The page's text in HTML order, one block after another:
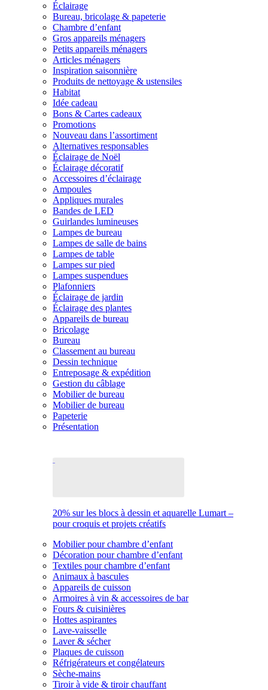
Éclairage
Bureau, bricolage & papeterie
Chambre d’enfant
Gros appareils ménagers
Petits appareils ménagers
Articles ménagers
Inspiration saisonnière
Produits de nettoyage & ustensiles
Habitat
Idée cadeau
Bons & Cartes cadeaux
Promotions
Nouveau dans l’assortiment
Alternatives responsables
Éclairage de Noël
Éclairage décoratif
Accessoires d’éclairage
Ampoules
Appliques murales
Bandes de LED
Guirlandes lumineuses
Lampes de bureau
Lampes de salle de bains
Lampes de table
Lampes sur pied
Lampes suspendues
Plafonniers
Éclairage de jardin
Éclairage des plantes
Appareils de bureau
Bricolage
Bureau
Classement au bureau
Dessin technique
Entreposage & expédition
Gestion du câblage
Mobilier de bureau
Mobilier de bureau
Papeterie
Présentation
20% sur les blocs à dessin et aquarelle Lumart –
pour croquis et projets créatifs
Mobilier pour chambre d’enfant
Décoration pour chambre d’enfant
Textiles pour chambre d’enfant
Animaux à bascules
Appareils de cuisson
Armoires à vin & accessoires de bar
Fours & cuisinières
Hottes aspirantes
Lave-vaisselle
Laver & sécher
Plaques de cuisson
Réfrigérateurs et congélateurs
Sèche-mains
Tiroir à vide & tiroir chauffant